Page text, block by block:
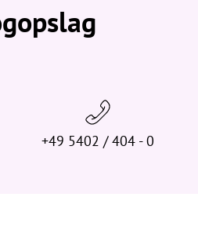
+49 5402 / 404 - 0